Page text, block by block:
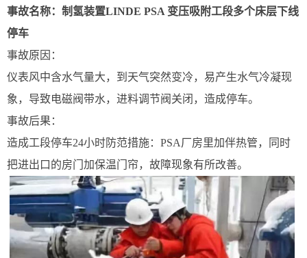
事故名称：制氢装置LINDE PSA 变压吸附工段多个床层下线
停车
事故原因：
仪表风中含水气量大，到天气突然变冷，易产生水气冷凝现
象，导致电磁阀带水，进料调节阀关闭，造成停车。
事故后果：
造成工段停车24小时防范措施：PSA厂房里加伴热管，同时
把进出口的房门加保温门帘，故障现象有所改善。